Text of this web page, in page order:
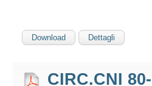
Download Dettagli
CIRC.CNI